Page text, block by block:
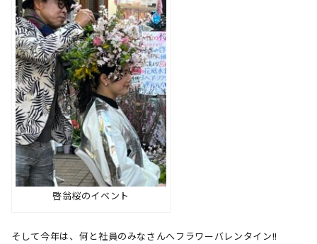
啓翁桜のイベント
そして今年は、何と社員のみなさんへフラワーバレンタイン!!